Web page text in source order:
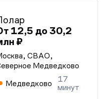
12,5 до 30,2
₽
СВАО,
Медведково
Медведково
17
минут